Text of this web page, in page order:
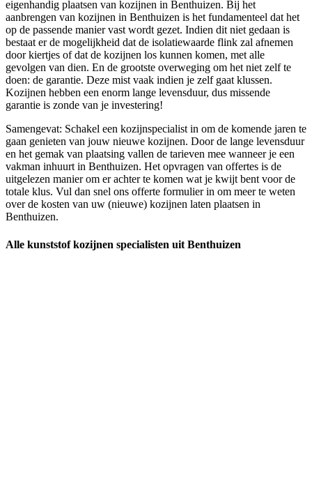
eigenhandig plaatsen van kozijnen in Benthuizen. Bij het
aanbrengen van kozijnen in Benthuizen is het fundamenteel dat het
op de passende manier vast wordt gezet. Indien dit niet gedaan is
bestaat er de mogelijkheid dat de isolatiewaarde flink zal afnemen
door kiertjes of dat de kozijnen los kunnen komen, met alle
gevolgen van dien. En de grootste overweging om het niet zelf te
doen: de garantie. Deze mist vaak indien je zelf gaat klussen.
Kozijnen hebben een enorm lange levensduur, dus missende
garantie is zonde van je investering!
Samengevat: Schakel een kozijnspecialist in om de komende jaren te
gaan genieten van jouw nieuwe kozijnen. Door de lange levensduur
en het gemak van plaatsing vallen de tarieven mee wanneer je een
vakman inhuurt in Benthuizen. Het opvragen van offertes is de
uitgelezen manier om er achter te komen wat je kwijt bent voor de
totale klus. Vul dan snel ons offerte formulier in om meer te weten
over de kosten van uw (nieuwe) kozijnen laten plaatsen in
Benthuizen.
Alle kunststof kozijnen specialisten uit Benthuizen